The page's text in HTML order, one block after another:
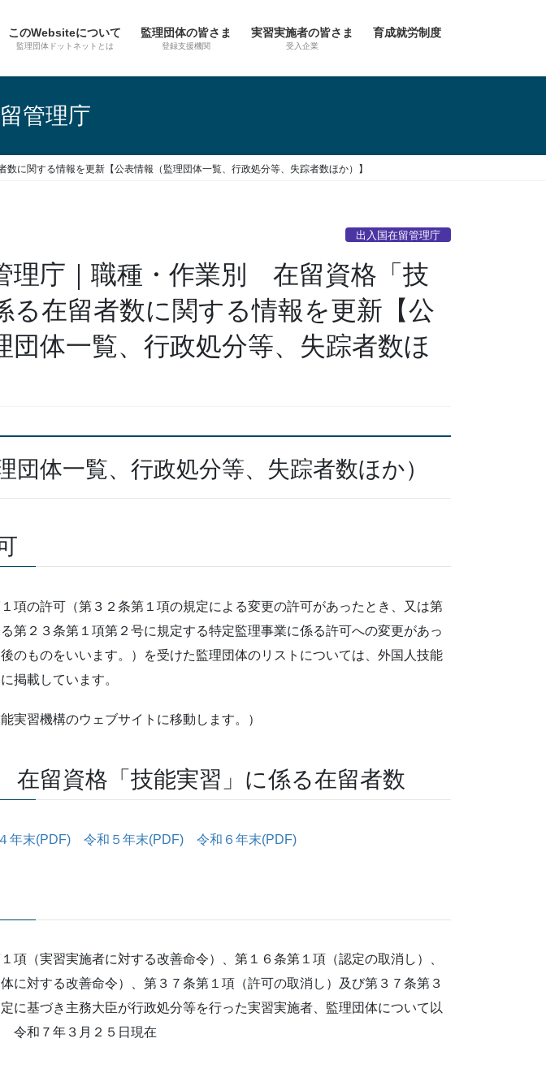
このWebsiteについて
監理団体ドットネットとは
監理団体の皆さま
登録支援機関
実習実施者の皆さま
受入企業
育成就労制度
管理庁
に関する情報を更新【公表情報（監理団体一覧、行政処分等、失踪者数ほか）】
出入国在留管理庁
理庁｜職種・作業別 在留資格「技
る在留者数に関する情報を更新【公
団体一覧、行政処分等、失踪者数ほ
団体一覧、行政処分等、失踪者数ほか）
項の許可（第３２条第１項の規定による変更の許可があったとき、又は第
第２３条第１項第２号に規定する特定監理事業に係る許可への変更があっ
のものをいいます。）を受けた監理団体のリストについては、外国人技能
掲載しています。
能実習機構のウェブサイトに移動します。）
留資格「技能実習」に係る在留者数
年末(PDF) 令和５年末(PDF) 令和６年末(PDF)
項（実習実施者に対する改善命令）、第１６条第１項（認定の取消し）、
に対する改善命令）、第３７条第１項（許可の取消し）及び第３７条第３
に基づき主務大臣が行政処分等を行った実習実施者、監理団体について以
令和７年３月２５日現在